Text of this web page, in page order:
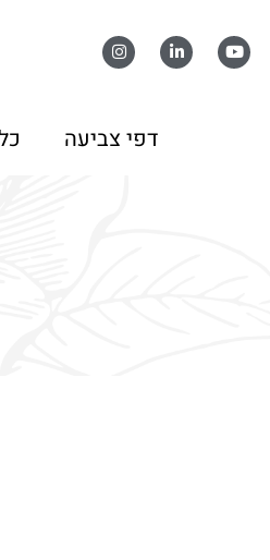
דפי צביעה